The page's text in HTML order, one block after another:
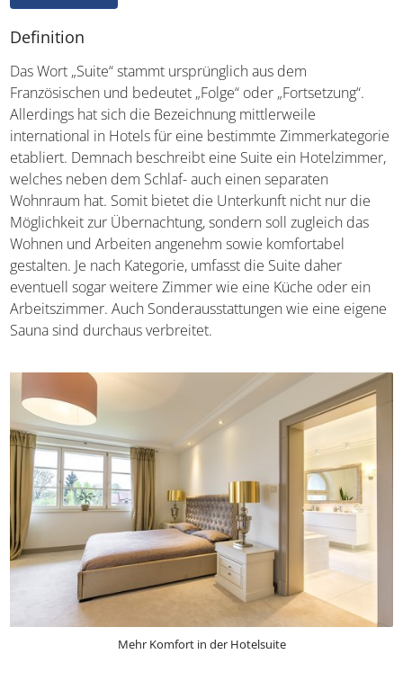
Definition
Das Wort „Suite“ stammt ursprünglich aus dem
Französischen und bedeutet „Folge“ oder „Fortsetzung“.
Allerdings hat sich die Bezeichnung mittlerweile
international in Hotels für eine bestimmte
Zimmerkategorie etabliert. Demnach beschreibt eine
Suite ein Hotelzimmer, welches neben dem Schlaf- auch
einen separaten Wohnraum hat. Somit bietet die
Unterkunft nicht nur die Möglichkeit zur Übernachtung,
sondern soll zugleich das Wohnen und Arbeiten
angenehm sowie komfortabel gestalten. Je nach
Kategorie, umfasst die Suite daher eventuell sogar
weitere Zimmer wie eine Küche oder ein Arbeitszimmer.
Auch Sonderausstattungen wie eine eigene Sauna sind